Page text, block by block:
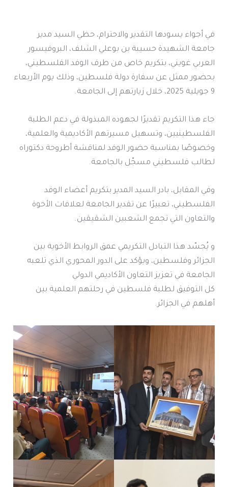
في أجواء يسودها التقدير والاحترام، حظي السيد مدير
جامعة الشهيدة حسيبة بن بوعلي الشلف، البروفيسور
العربي غويني، بتكريم خاص من طرف الوفد الفلسطيني،
بحضور ممثل عن سفارة دولة فلسطين، وذلك يوم الأربعاء
9 جويلية 2025، خلال زيارتهم إلى الجامعة.
جاء هذا التكريم تقديرًا لجهوده المبذولة في دعم الطلبة
الفلسطينيين، وتسهيل مسيرتهم الأكاديمية والعلمية،
وخصوصًا بمناسبة حضور الوفد لمناقشة أطروحة دكتوراه
لطالب فلسطيني مسجّل بالجامعة.
وفي المقابل، بادر السيد المدير بتكريم أعضاء الوفد
الفلسطيني، تعبيرًا عن تقدير الجامعة لعلاقات الأخوة
والتعاون التي تجمع الشعبين الشقيقين.
و يُجسّد هذا التبادل التكريمي عمق الروابط الأخوية بين
الجزائر وفلسطين، ويؤكد على الدور المحوري الذي تلعبه
الجامعة في تعزيز التعاون الأكاديمي الدولي
كل التوفيق لطلبة فلسطين في رحلتهم العلمية بين
أهلهم في الجزائر.